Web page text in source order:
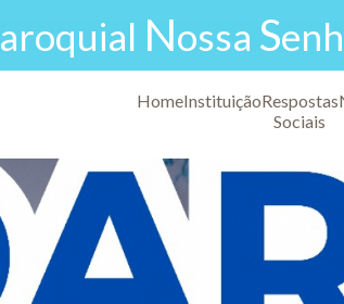
aroquial Nossa S
HomeInstituiçãoRespostas
Sociais